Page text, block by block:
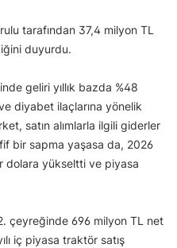
tarafından 37,4 milyon TL
duyurdu.
geliri yıllık bazda %48
diyabet ilaçlarına yönelik
satın alımlarla ilgili giderler
bir sapma yaşasa da, 2026
dolara yükseltti ve piyasa
çeyreğinde 696 milyon TL net
iç piyasa traktör satış